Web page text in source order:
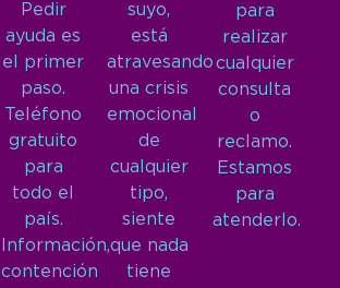
Pedir
ayuda es
el primer
paso.
Teléfono
gratuito
para
todo el
país.
Información,
contención
suyo,
está
atravesando
una crisis
emocional
de
cualquier
tipo,
siente
que nada
tiene
para
realizar
cualquier
consulta
o
reclamo.
Estamos
para
atenderlo.